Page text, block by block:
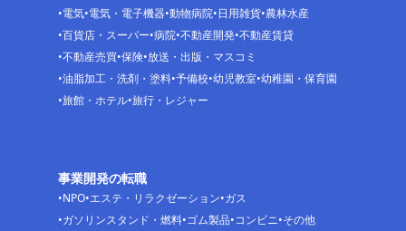
電気 電気・電子機器 動物病院 日用雑貨 農林水産
百貨店・スーパー 病院 不動産開発 不動産賃貸
不動産売買 保険 放送・出版・マスコミ
油脂加工・洗剤・塗料 予備校 幼児教室 幼稚園・保育園
旅館・ホテル 旅行・レジャー
事業開発の転職
NPO エステ・リラクゼーション ガス
ガソリンスタンド・燃料 ゴム製品 コンビニ その他